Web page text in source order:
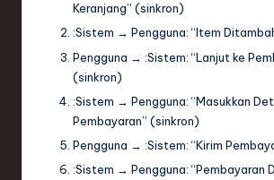
Keranjang” (sinkron)
:Sistem → Pengguna: “Item
Pengguna → :Sistem: “Lanjut ke
(sinkron)
:Sistem → Pengguna: “Masukkan
Pembayaran” (sinkron)
Pengguna → :Sistem: “Kirim
:Sistem → Pengguna: “Pembayaran